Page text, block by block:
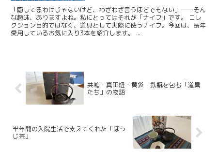
「隠してるわけじゃないけど、わざわざ言うほどでもない」──そん
な趣味、ありますよね。私にとってはそれが「ナイフ」です。 コレ
クション目的ではなく、道具として実際に使うナイフ。今回は、長年
愛用しているお気に入り3本を紹介します。 ...
共箱・真田紐・黄袋 鉄瓶を包む「道具
たち」の物語
半年間の入院生活で支えてくれた「ほう
じ茶」